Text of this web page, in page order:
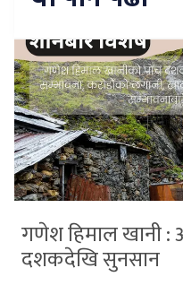
गणेश हिमाल खानी :
दशकदेखि सुनसान